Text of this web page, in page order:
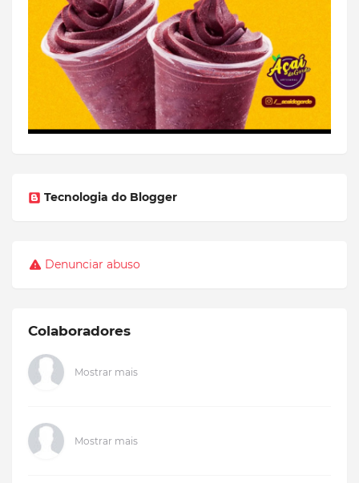
Tecnologia do Blogger
Denunciar abuso
Colaboradores
Mostrar mais
Mostrar mais